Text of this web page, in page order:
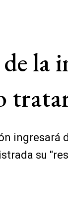
la
ingresará
su